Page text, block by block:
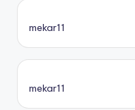
mekar11
mekar11